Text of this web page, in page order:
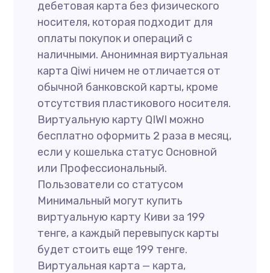
дебетовая карта без физического
носителя, которая подходит для
оплаты покупок и операций с
наличными. Анонимная виртуальная
карта Qiwi ничем не отличается от
обычной банковской карты, кроме
отсутствия пластикового носителя.
Виртуальную карту QIWI можно
бесплатно оформить 2 раза в месяц,
если у кошелька статус Основной
или Профессиональный.
Пользователи со статусом
Минимальный могут купить
виртуальную карту Киви за 199
тенге, а каждый перевыпуск карты
будет стоить еще 199 тенге.
Виртуальная карта — карта,